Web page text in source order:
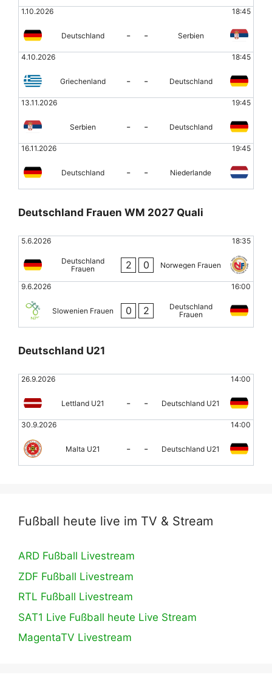
1.10.2026 18:45
Deutschland - - Serbien
4.10.2026 18:45
Griechenland - - Deutschland
13.11.2026 19:45
Serbien - - Deutschland
16.11.2026 19:45
Deutschland - - Niederlande
Deutschland Frauen WM 2027 Quali
5.6.2026 18:35
Deutschland
Frauen
2 0 Norwegen Frauen
9.6.2026 16:00
Slowenien Frauen 0 2
Deutschland
Frauen
Deutschland U21
26.9.2026 14:00
Lettland U21 - - Deutschland U21
30.9.2026 14:00
Malta U21 - - Deutschland U21
Fußball heute live im TV & Stream
ARD Fußball Livestream
ZDF Fußball Livestream
RTL Fußball Livestream
SAT1 Live Fußball heute Live Stream
MagentaTV Livestream